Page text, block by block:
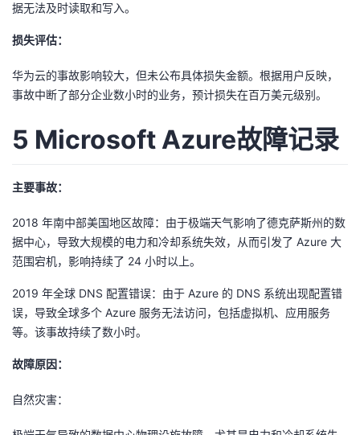
据无法及时读取和写入。
损失评估：
华为云的事故影响较大，但未公布具体损失金额。根据用户反映，
事故中断了部分企业数小时的业务，预计损失在百万美元级别。
5 Microsoft Azure故障记录
主要事故：
2018 年南中部美国地区故障：由于极端天气影响了德克萨斯州的数
据中心，导致大规模的电力和冷却系统失效，从而引发了 Azure 大
范围宕机，影响持续了 24 小时以上。
2019 年全球 DNS 配置错误：由于 Azure 的 DNS 系统出现配置错
误，导致全球多个 Azure 服务无法访问，包括虚拟机、应用服务
等。该事故持续了数小时。
故障原因：
自然灾害：